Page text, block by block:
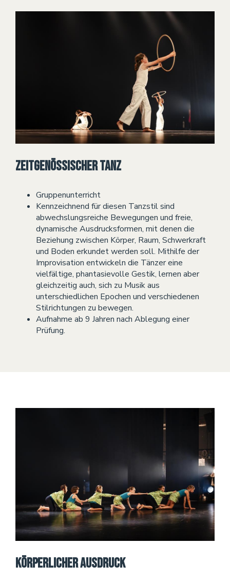
Zeitgenössischer Tanz
Gruppenunterricht
Kennzeichnend für diesen Tanzstil sind
abwechslungsreiche Bewegungen und freie,
dynamische Ausdrucksformen, mit denen die
Beziehung zwischen Körper, Raum, Schwerkraft
und Boden erkundet werden soll. Mithilfe der
Improvisation entwickeln die Tänzer eine
vielfältige, phantasievolle Gestik, lernen aber
gleichzeitig auch, sich zu Musik aus
unterschiedlichen Epochen und verschiedenen
Stilrichtungen zu bewegen.
Aufnahme ab 9 Jahren nach Ablegung einer
Prüfung.
Körperlicher Ausdruck